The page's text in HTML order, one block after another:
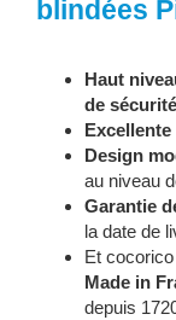
blindées
Haut
de sécurité
Design
au niveau
Garantie
la date de
Et
Made in
depuis